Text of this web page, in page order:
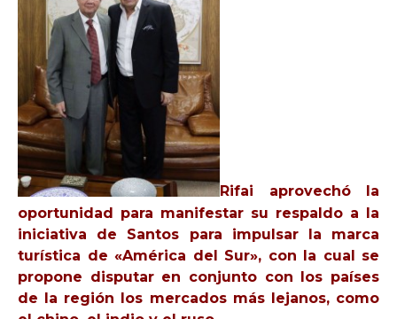
Rifai aprovechó la
oportunidad para manifestar su respaldo a la
iniciativa de Santos para impulsar la marca
turística de «América del Sur», con la cual se
propone disputar en conjunto con los países
de la región los mercados más lejanos, como